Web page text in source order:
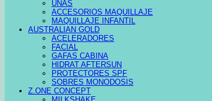
UÑAS
ACCESORIOS MAQUILLAJE
MAQUILLAJE INFANTIL
AUSTRALIAN GOLD
ACELERADORES
FACIAL
GAFAS CABINA
HIDRAT AFTERSUN
PROTECTORES SPF
SOBRES MONODOSIS
Z.ONE CONCEPT